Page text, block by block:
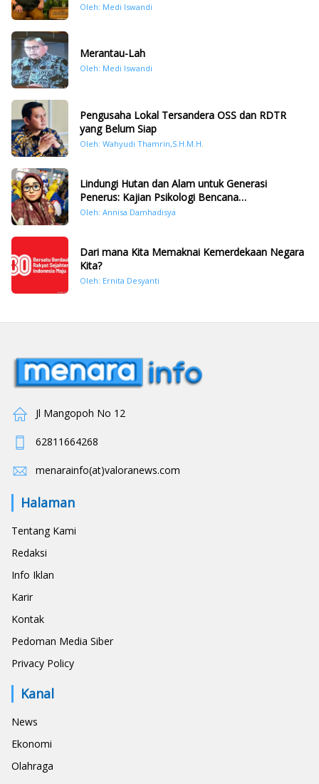
Oleh: Medi Iswandi
Merantau-Lah
Oleh: Medi Iswandi
Pengusaha Lokal Tersandera OSS dan RDTR
yang Belum Siap
Oleh: Wahyudi Thamrin,S.H.M.H.
Lindungi Hutan dan Alam untuk Generasi
Penerus: Kajian Psikologi Bencana
Hidrometeorologi di Sumatera Pasca Tragedi
Oleh: Annisa Damhadisya
Dari mana Kita Memaknai Kemerdekaan Negara
Kita?
Oleh: Ernita Desyanti
Jl Mangopoh No 12
62811664268
menarainfo(at)valoranews.com
Halaman
Tentang Kami
Redaksi
Info Iklan
Karir
Kontak
Pedoman Media Siber
Privacy Policy
Kanal
News
Ekonomi
Olahraga